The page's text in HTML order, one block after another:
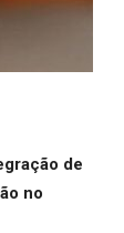
de
no